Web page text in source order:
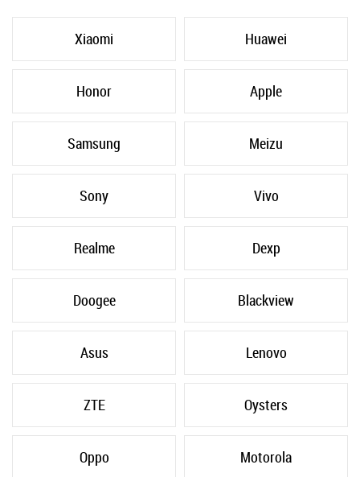
Xiaomi Huawei
Honor Apple
Samsung Meizu
Sony Vivo
Realme Dexp
Doogee Blackview
Asus Lenovo
ZTE Oysters
Oppo Motorola